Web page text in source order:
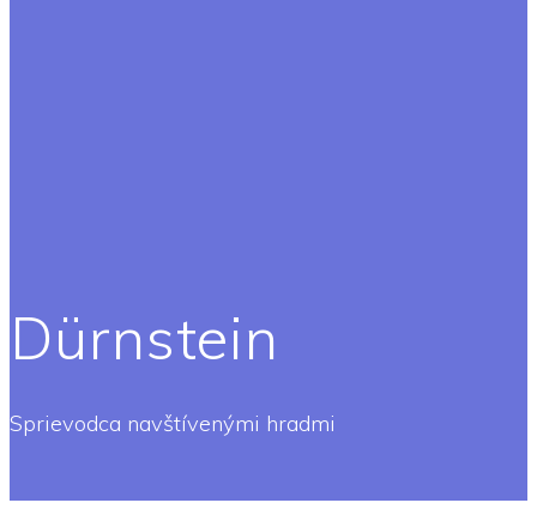
Dürnstein
Sprievodca navštívenými hradmi